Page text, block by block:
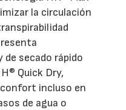
la circulación
de secado rápido
Quick Dry,
incluso en
de agua o